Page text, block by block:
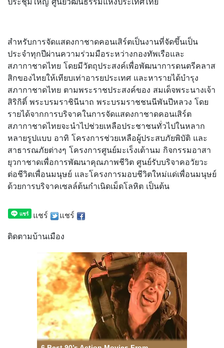
สำหรับการจัดแสดงกาชาดคอนเสิร์ตเป็นงานที่จัดขึ้นเป็น
ประจำทุกปีผ่านความร่วมมือระหว่างกองทัพเรือและ
สภากาชาดไทย โดยมีวัตถุประสงค์เพื่อพัฒนาการดนตรีคลาส
สิกของไทยให้เทียบเท่าอารยประเทศ และหารายได้บำรุง
สภากาชาดไทย ตามพระราชประสงค์ของ สมเด็จพระนางเจ้า
สิริกิติ์ พระบรมราชินีนาถ พระบรมราชชนนีพันปีหลวง โดย
รายได้จากการบริจาคในการจัดแสดงกาชาดคอนเสิร์ต
สภากาชาดไทยจะนำไปช่วยเหลือประชาชนทั่วไปในหลาก
หลายรูปแบบ อาทิ โครงการช่วยเหลือผู้ประสบภัยพิบัติ และ
สาธารณภัยต่างๆ โครงการศูนย์มะเร็งเต้านม กิจกรรมอาสา
ยุวกาชาดเพื่อการพัฒนาคุณภาพชีวิต ศูนย์รับบริจาคอวัยวะ
ต่อชีวิตเพื่อนมนุษย์ และโครงการมอบชีวิตใหม่แด่เพื่อนมนุษย์
ด้วยการบริจาคเซลล์ต้นกำเนิดเม็ดโลหิต เป็นต้น
แชร์ แชร์
ติดตามบ้านเมือง